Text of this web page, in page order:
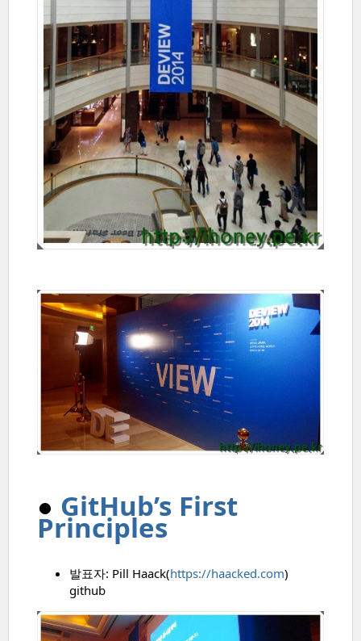
● GitHub’s First
Principles
발표자: Pill Haack(https://haacked.com)
github